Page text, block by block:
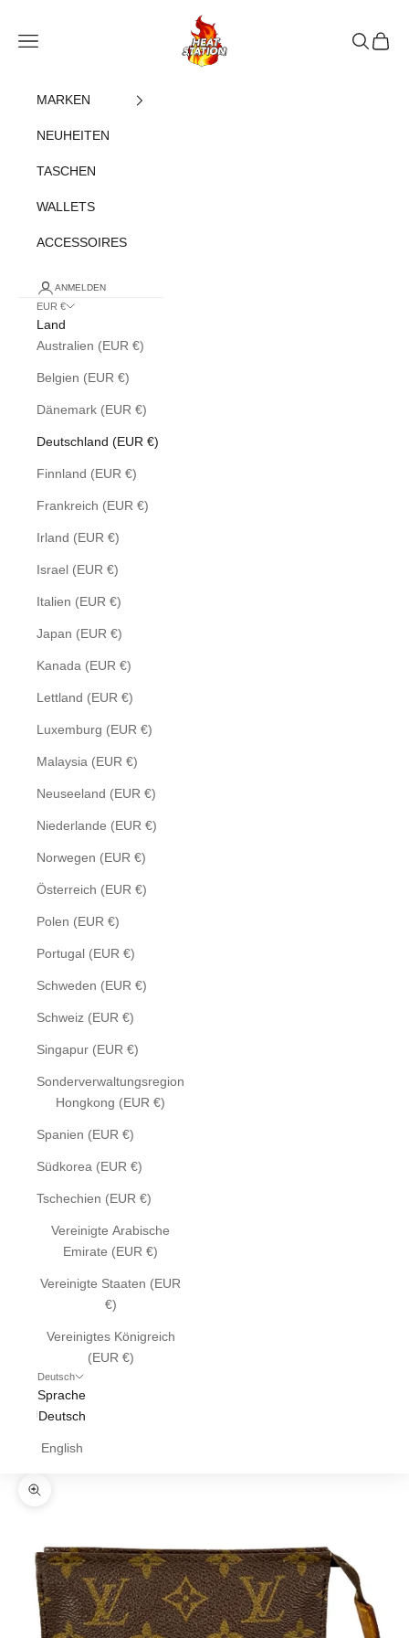
heatstation
Navigationsmenü öffnen
Suche
MARKEN
NEUHEITEN
TASCHEN
WALLETS
ACCESSOIRES
ANMELDEN
EUR €
Land
Australien (EUR €)
Belgien (EUR €)
Dänemark (EUR €)
Deutschland (EUR €)
Finnland (EUR €)
Frankreich (EUR €)
Irland (EUR €)
Israel (EUR €)
Italien (EUR €)
Japan (EUR €)
Kanada (EUR €)
Lettland (EUR €)
Luxemburg (EUR €)
Malaysia (EUR €)
Neuseeland (EUR €)
Niederlande (EUR €)
Norwegen (EUR €)
Österreich (EUR €)
Polen (EUR €)
Portugal (EUR €)
Schweden (EUR €)
Schweiz (EUR €)
Singapur (EUR €)
Sonderverwaltungsregion
Hongkong (EUR €)
Spanien (EUR €)
Südkorea (EUR €)
Tschechien (EUR €)
Vereinigte Arabische
Emirate (EUR €)
Vereinigte Staaten (EUR
€)
Vereinigtes Königreich
(EUR €)
Deutsch
Sprache
Deutsch
English
Bild vergrößern